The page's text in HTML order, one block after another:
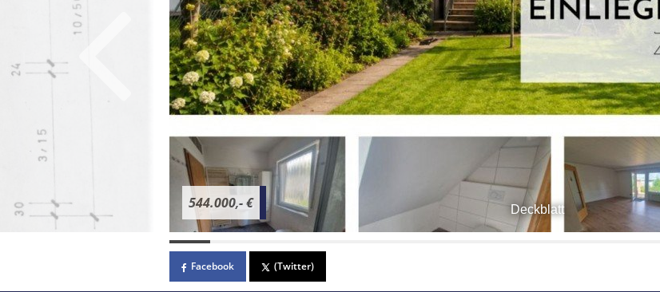
Deckblatt
544.000,- €
Facebook (Twitter)